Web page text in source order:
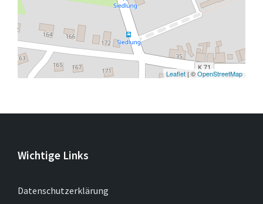
Leaflet| ©OpenStreetMap
Wichtige Links
Datenschutzerklärung